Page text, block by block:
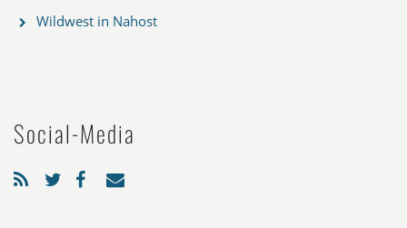
Wildwest in Nahost
Social-Media